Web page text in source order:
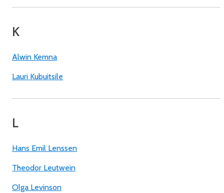
K
Alwin Kemna
Lauri Kubuitsile
L
Hans Emil Lenssen
Theodor Leutwein
Olga Levinson